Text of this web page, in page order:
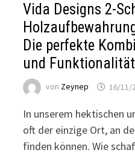
Vida Designs 2-
Die perfekte
und Funktionalität
von Zeynep 16/11/
In unserem hektischen
oft der einzige Ort, an
finden können. Wie